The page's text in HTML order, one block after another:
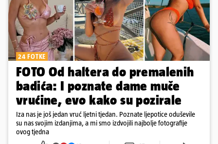
24 FOTKE
FOTO Od haltera do premalenih
badića: I poznate dame muče
vrućine, evo kako su pozirale
Iza nas je još jedan vruć ljetni tjedan. Poznate ljepotice oduševile
su nas svojim izdanjima, a mi smo izdvojili najbolje fotografije
ovog tjedna